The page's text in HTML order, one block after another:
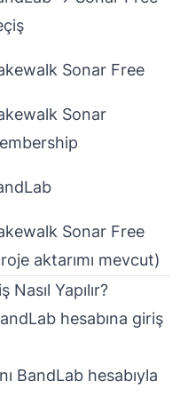
Sonar Free
Sonar
Sonar Free
aktarımı mevcut)
Nasıl Yapılır?
hesabına giriş
BandLab hesabıyla